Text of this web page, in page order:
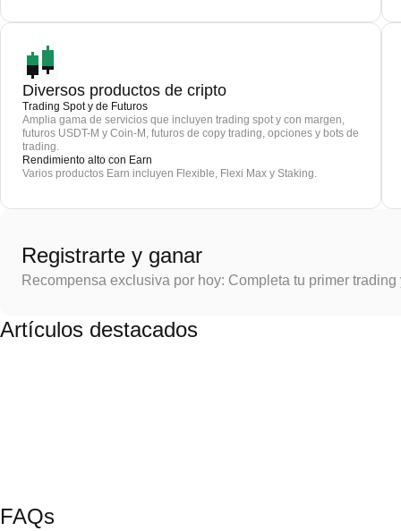
Diversos productos de cripto
Trading Spot y de Futuros
Amplia gama de servicios que incluyen trading spot y con margen,
futuros USDT-M y Coin-M, futuros de copy trading, opciones y bots de
trading.
Rendimiento alto con Earn
Varios productos Earn incluyen Flexible, Flexi Max y Staking.
Registrarte y ganar
Recompensa exclusiva por hoy: Completa tu primer
Artículos destacados
FAQs